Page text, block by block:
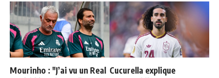
Mourinho : "J’ai vu un Real Cucurella explique